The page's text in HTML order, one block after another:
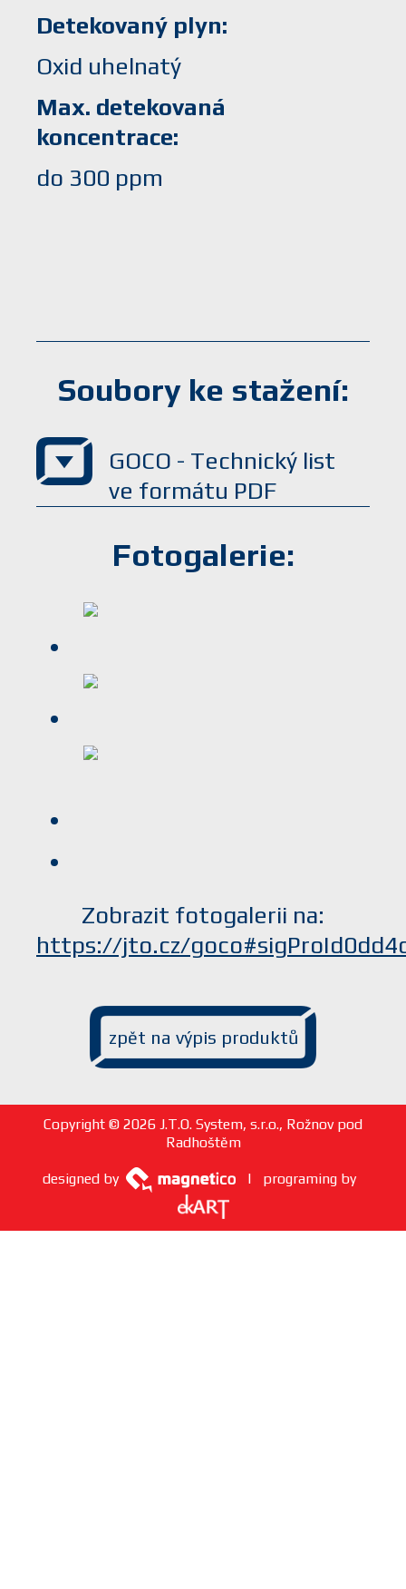
Detekovaný plyn
Oxid uhelnatý
Max. detekovaná
koncentrace
do 300 ppm
Soubory ke stažení:
GOCO - Technický list
ve formátu PDF
Fotogalerie:
Zobrazit fotogalerii na:
https://jto.cz/
zpět na výpis produktů
Copyright © 2026 J.T.O. System, s.r.o., Rožnov pod
Radhoštěm
designed by | programing by